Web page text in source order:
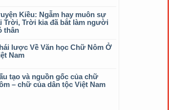
Kiều: Ngẫm hay muôn sự
Trời, Trời kia đã bắt làm người
thân
lược Về Văn học Chữ Nôm Ở
Nam
tạo và nguồn gốc của chữ
– chữ của dân tộc Việt Nam